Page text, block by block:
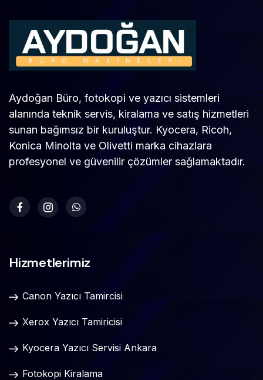
Aydoğan Büro, fotokopi ve yazıcı sistemleri
alanında teknik servis, kiralama ve satış hizmetleri
sunan bağımsız bir kuruluştur. Kyocera, Ricoh,
Konica Minolta ve Olivetti marka cihazlara
profesyonel ve güvenilir çözümler sağlamaktadır.
Hizmetlerimiz
Canon Yazıcı Tamircisi
Xerox Yazıcı Tamiricisi
Kyocera Yazıcı Servisi Ankara
Fotokopi Kiralama